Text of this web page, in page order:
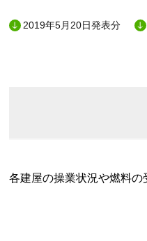
2019年5月20日発表分
各建屋の操業状況や燃料